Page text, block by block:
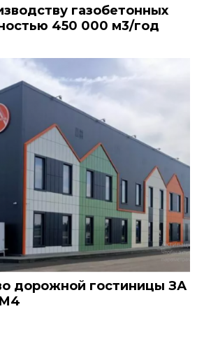
газобетонных
450 000 м3/год
дорожной гостиницы ЗА